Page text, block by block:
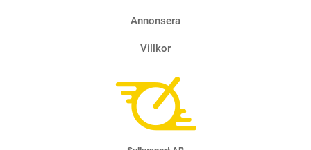
Annonsera
Villkor